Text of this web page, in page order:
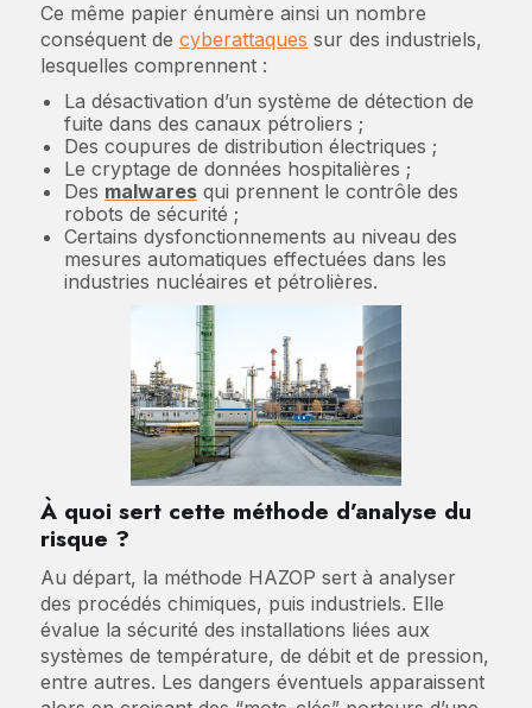
Ce même papier énumère ainsi un nombre
conséquent de cyberattaques sur des industriels,
lesquelles comprennent :
La désactivation d’un système de détection de
fuite dans des canaux pétroliers ;
Des coupures de distribution électriques ;
Le cryptage de données hospitalières ;
Des malwaresqui prennent le contrôle des
robots de sécurité ;
Certains dysfonctionnements au niveau des
mesures automatiques effectuées dans les
industries nucléaires et pétrolières.
À quoi sert cette méthode d’analyse du
risque ?
Au départ, la méthode HAZOP sert à analyser
des procédés chimiques, puis industriels. Elle
évalue la sécurité des installations liées aux
systèmes de température, de débit et de pression,
entre autres. Les dangers éventuels apparaissent